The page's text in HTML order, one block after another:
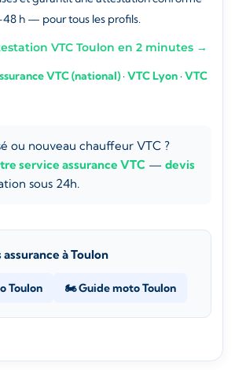
h — pour tous les profils.
VTC Toulon en 2 minutes →
VTC (national)·VTC Lyon ·VTC
ou nouveau chauffeur VTC ?
service assurance VTC — devis
sous 24h.
à Toulon
Toulon 🏍️ Guide moto Toulon